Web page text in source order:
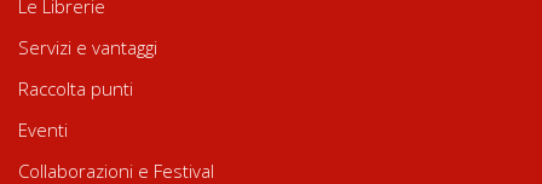
Le Librerie
Servizi e vantaggi
Raccolta punti
Eventi
Collaborazioni e Festival